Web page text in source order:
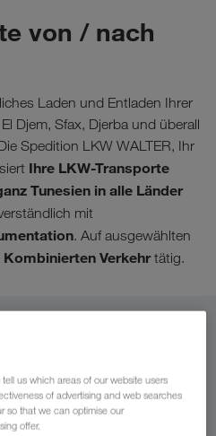
von / nach
Laden und Entladen Ihrer
Djem, Sfax, Djerba und überall
Spedition LKW WALTER, Ihr
Ihre LKW-Transporte
Tunesien in alle Länder
mit
. Auf ausgewählten
Kombinierten Verkehr tätig.
us which areas of our website users
of advertising and web searches
so that we can optimise our
offer.